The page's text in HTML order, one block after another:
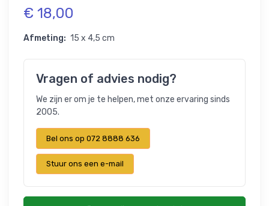
€ 18,00
Afmeting: 15 x 4,5 cm
Vragen of advies nodig?
We zijn er om je te helpen, met onze ervaring sinds
2005.
Bel ons op 072 8888 636
Stuur ons een e-mail